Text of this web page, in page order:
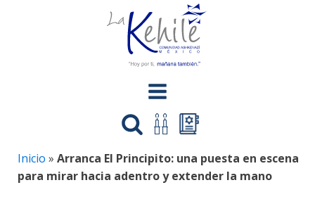
Inicio » Arranca El Principito: una puesta en escena
para mirar hacia adentro y extender la mano